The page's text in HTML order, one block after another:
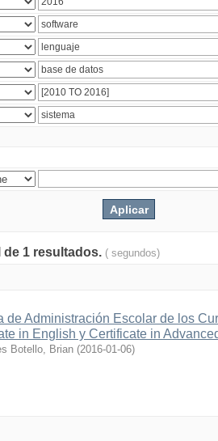
de 1 resultados. ( segundos)
de Administración Escolar de los
in English y Certificate in
Botello, Brian (2016-01-06)